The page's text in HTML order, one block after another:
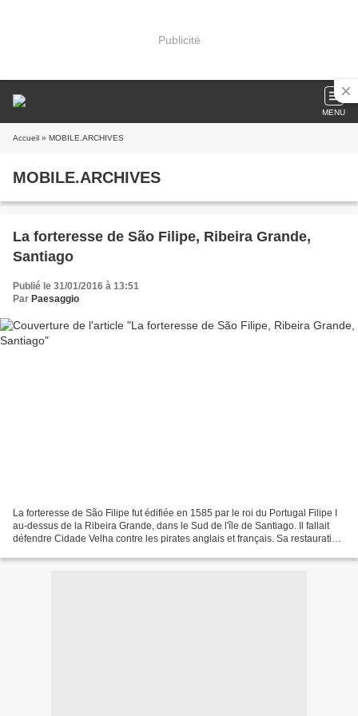
Publicité
MENU
Accueil » MOBILE.ARCHIVES
MOBILE.ARCHIVES
La forteresse de São Filipe, Ribeira Grande,
Santiago
Publié le 31/01/2016 à 13:51
Par Paesaggio
La forteresse de São Filipe fut édifiée en 1585 par le roi du Portugal Filipe I
au-dessus de la Ribeira Grande, dans le Sud de l'île de Santiago. Il fallait
défendre Cidade Velha contre les pirates anglais et français. Sa restauration